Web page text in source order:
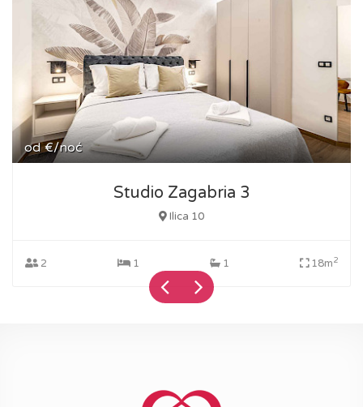
od €/noć
Studio Zagabria 3
Ilica 10
2 1 1 18m2